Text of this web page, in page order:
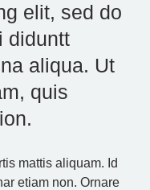
elit, sed do
diduntt
aliqua. Ut
quis
mattis aliquam. Id
etiam non. Ornare